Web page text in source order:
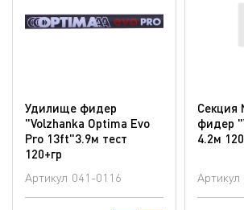
Удилище фидер
"Volzhanka Optima Evo
Pro 13ft"3.9м тест
120+гр
Артикул 041-0116
Секция
фидер
4.2м
Артикул